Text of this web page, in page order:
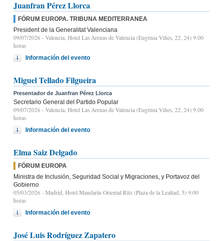
Juanfran Pérez Llorca
FÓRUM EUROPA. TRIBUNA MEDITERRANEA
President de la Generalitat Valenciana
09/07/2026 - Valencia, Hotel Las Arenas de Valencia (Eugènia Viñes, 22, 24) 9.00
horas
Información del evento
Miguel Tellado Filgueira
Presentador de Juanfran Pérez Llorca
Secretario General del Partido Popular
09/07/2026 - Valencia, Hotel Las Arenas de Valencia (Eugènia Viñes, 22, 24) 9.00
horas
Información del evento
Elma Saiz Delgado
FÓRUM EUROPA
Ministra de Inclusión, Seguridad Social y Migraciones, y Portavoz del
Gobierno
05/03/2026 - Madrid, Hotel Mandarin Oriental Ritz (Plaza de la Lealtad, 5) 9:00
horas
Información del evento
José Luis Rodríguez Zapatero